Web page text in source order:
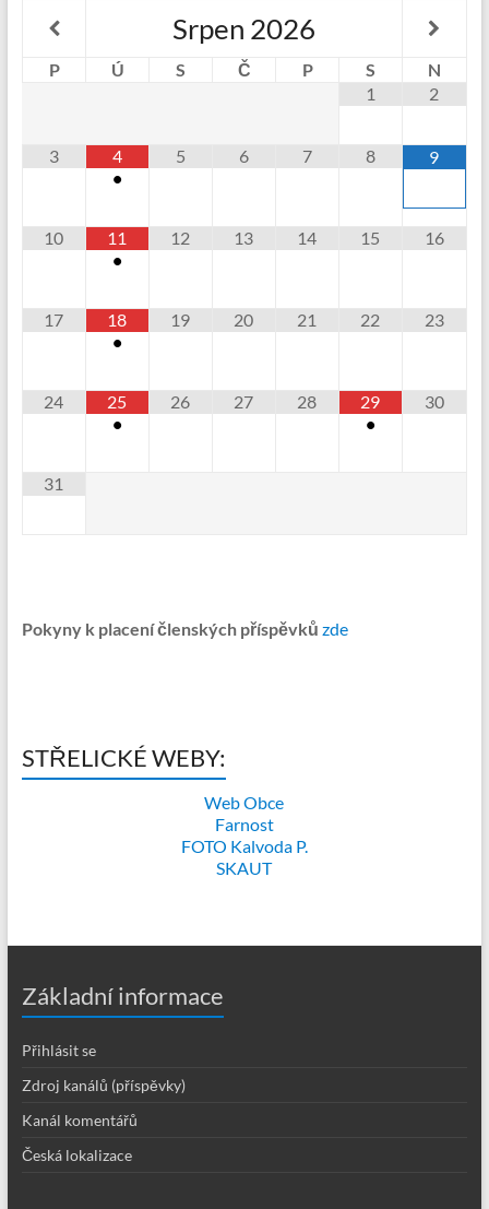
Srpen 2026
P Ú S Č P S
N
1
2
3
4
•
5 6 7 8 9
10
11
•
12 13 14 15 16
17
18
•
19 20 21 22 23
24
25
•
26 27 28
29
•
30
31
Pokyny k placení členských příspěvků zde
STŘELICKÉ WEBY:
Web Obce
Farnost
FOTO Kalvoda P.
SKAUT
Základní informace
Přihlásit se
Zdroj kanálů (příspěvky)
Kanál komentářů
Česká lokalizace